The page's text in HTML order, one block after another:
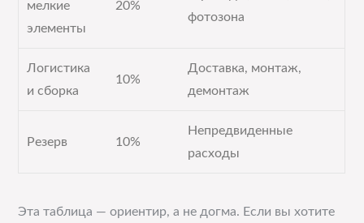
мелкие
элементы
20%
фотозона
Логистика
и сборка
10%
Доставка, монтаж,
демонтаж
Резерв 10%
Непредвиденные
расходы
Эта таблица — ориентир, а не догма. Если вы хотите